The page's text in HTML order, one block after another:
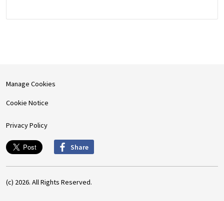
Manage Cookies
Cookie Notice
Privacy Policy
Share
(c) 2026. All Rights Reserved.